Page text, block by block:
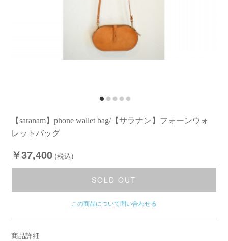
【saranam】phone wallet bag/【サラナン】フォーンウォ
レットバッグ
￥37,400 (税込)
SOLD OUT
この商品について問い合わせる
商品詳細